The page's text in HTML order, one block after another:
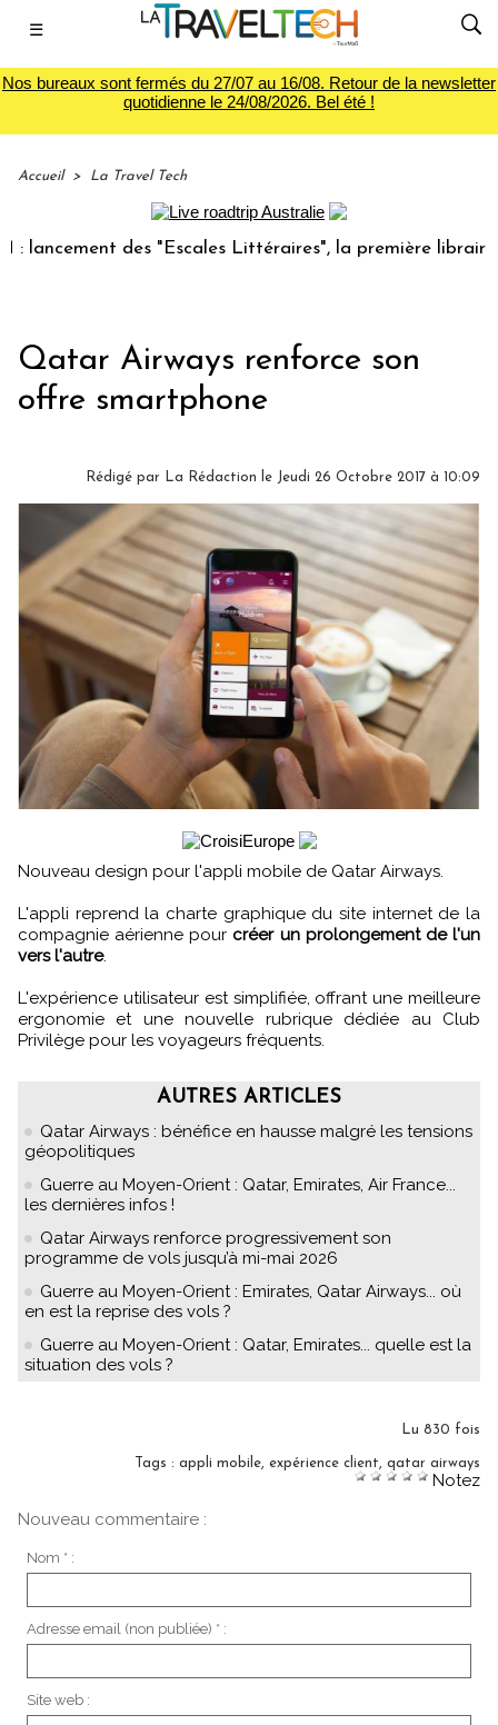
☰
Nos bureaux sont fermés du 27/07 au 16/08. Retour de la newsletter
quotidienne le 24/08/2026. Bel été !
Accueil > La Travel Tech
des "Escales Littéraires", la première librairie du
Qatar Airways renforce son
offre smartphone
Rédigé par La Rédaction le Jeudi 26 Octobre 2017 à 10:09
Nouveau design pour l'appli mobile de Qatar Airways.
L'appli reprend la charte graphique du site internet de la
compagnie aérienne pour créer un prolongement de l'un
vers l'autre.
L'expérience utilisateur est simplifiée, offrant une meilleure
ergonomie et une nouvelle rubrique dédiée au Club
Privilège pour les voyageurs fréquents.
AUTRES ARTICLES
Qatar Airways : bénéfice en hausse malgré les tensions
géopolitiques
Guerre au Moyen-Orient : Qatar, Emirates, Air France...
les dernières infos !
Qatar Airways renforce progressivement son
programme de vols jusqu’à mi-mai 2026
Guerre au Moyen-Orient : Emirates, Qatar Airways... où
en est la reprise des vols ?
Guerre au Moyen-Orient : Qatar, Emirates... quelle est la
situation des vols ?
Lu 830 fois
Tags : appli mobile expérience client qatar airways
Notez
Nouveau commentaire :
Nom * :
Adresse email (non publiée) * :
Site web :